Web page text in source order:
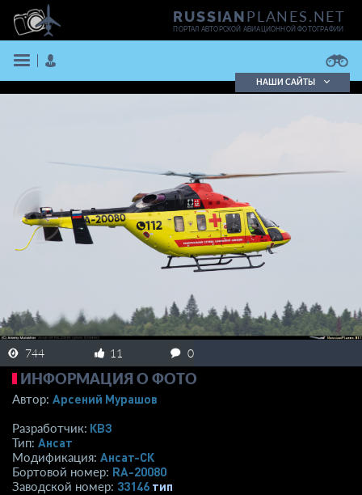
RUSSIANPLANES.NET
ПОРТАЛ АВТОРСКОЙ АВИАЦИОННОЙ ФОТОГРАФИИ
ЗАРЕГИСТРИРОВАТЬСЯ
НАШИ САЙТЫ
744 11 0
ИНФОРМАЦИЯ О ФОТО
Автор: Арсений Мурашов
Разработчик: КВЗ
Тип: Ансат
Модификация: Ансат-СК
Бортовой номер: RA-20080
Заводской номер: 33146 тип